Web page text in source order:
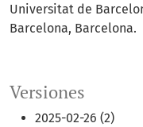
Versiones
2025-02-26 (2)
Universitat de
Barcelona, Barcelona.